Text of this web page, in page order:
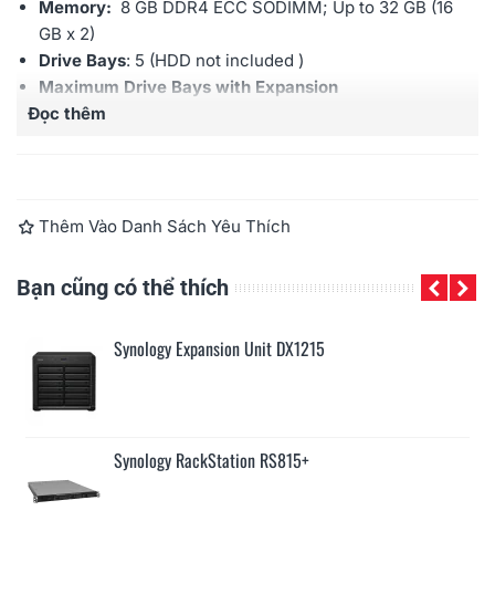
Memory: 8 GB DDR4 ECC SODIMM; Up to 32 GB (16
GB x 2)
Drive Bays: 5 (HDD not included )
Maximum Drive Bays with Expansion
Unit: 15 (Expansion Unit: DX517 X 1)
eSATA Port X 2
Free License)
Warranty:3 years
Đọc thêm
Thêm Vào Danh Sách Yêu Thích
Bạn cũng có thể thích
Synology Expansion Unit DX1215
Synology RackStation RS815+